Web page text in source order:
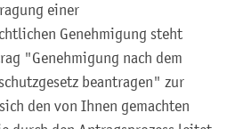
einer
Genehmigung steht
"Genehmigung nach dem
beantragen" zur
den von Ihnen gemachten